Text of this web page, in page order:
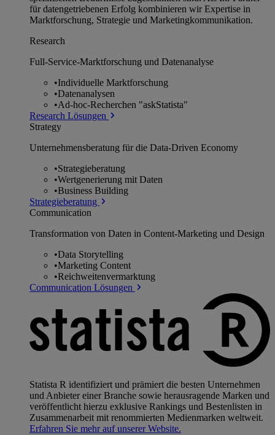
für datengetriebenen Erfolg kombinieren wir Expertise in
Marktforschung, Strategie und Marketingkommunikation.
Research
Full-Service-Marktforschung und Datenanalyse
•Individuelle Marktforschung
•Datenanalysen
•Ad-hoc-Recherchen "askStatista"
Research Lösungen
Strategy
Unternehmens­beratung für die Data-Driven Economy
•Strategieberatung
•Wertgenerierung mit Daten
•Business Building
Strategieberatung
Communication
Transformation von Daten in Content-Marketing und Design
•Data Storytelling
•Marketing Content
•Reichweitenvermarktung
Communication Lösungen
Statista R identifiziert und prämiert die besten Unternehmen
und Anbieter einer Branche sowie herausragende Marken und
veröffentlicht hierzu exklusive Rankings und Bestenlisten in
Zusammenarbeit mit renommierten Medienmarken weltweit.
Erfahren Sie mehr auf unserer Website.